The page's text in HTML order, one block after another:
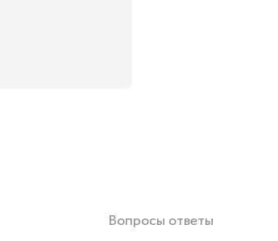
Вопросы ответы